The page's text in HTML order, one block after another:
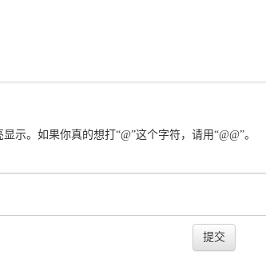
示。如果你真的想打“@”这个字符，请用“@@”。
提交